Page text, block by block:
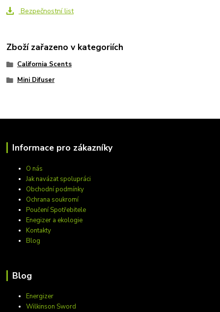
Bezpečnostní list
Zboží zařazeno v kategoriích
California Scents
Mini Difuser
Informace pro zákazníky
O nás
Jak navázat spolupráci
Obchodní podmínky
Ochrana soukromí
Poučení Spotřebitele
Enegizer a ekologie
Kontakty
Blog
Blog
Energizer
Wilkinson Sword